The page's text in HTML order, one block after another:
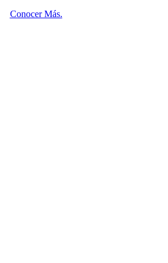
Conocer Más.